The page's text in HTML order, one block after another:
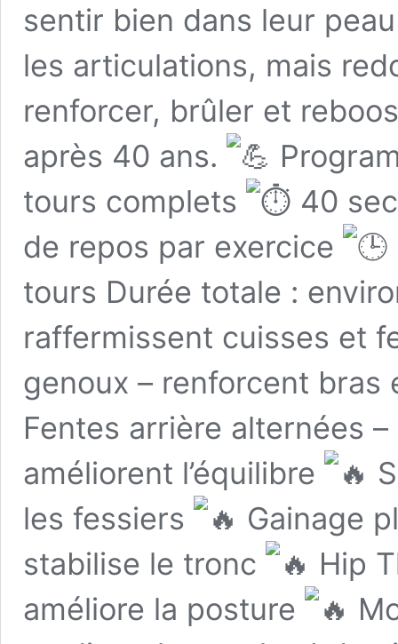
sentir bien dans leur
les articulations, mais
renforcer, brûler et
après 40 ans.
tours complets
40
de repos par exercice
tours Durée totale :
raffermissent cuisses et
genoux – renforcent
Fentes arrière alternées
améliorent l’équilibre
les fessiers
Gainage
stabilise le tronc
Hip
améliore la posture